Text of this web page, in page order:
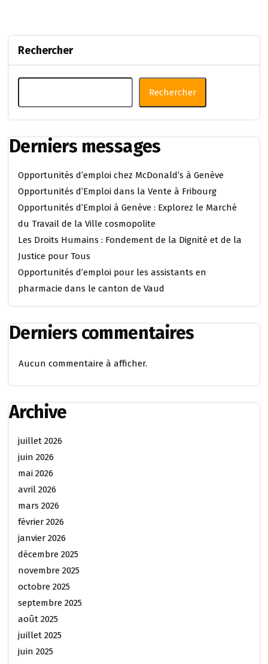
Rechercher
Rechercher
Derniers messages
Opportunités d’emploi chez McDonald’s à Genève
Opportunités d’Emploi dans la Vente à Fribourg
Opportunités d’Emploi à Genève : Explorez le Marché
du Travail de la Ville cosmopolite
Les Droits Humains : Fondement de la Dignité et de la
Justice pour Tous
Opportunités d’emploi pour les assistants en
pharmacie dans le canton de Vaud
Derniers commentaires
Aucun commentaire à afficher.
Archive
juillet 2026
juin 2026
mai 2026
avril 2026
mars 2026
février 2026
janvier 2026
décembre 2025
novembre 2025
octobre 2025
septembre 2025
août 2025
juillet 2025
juin 2025